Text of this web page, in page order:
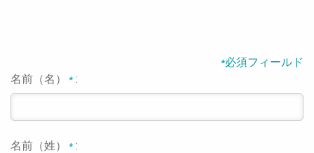
*必須フィールド
名前（名）* :
名前（姓）* :